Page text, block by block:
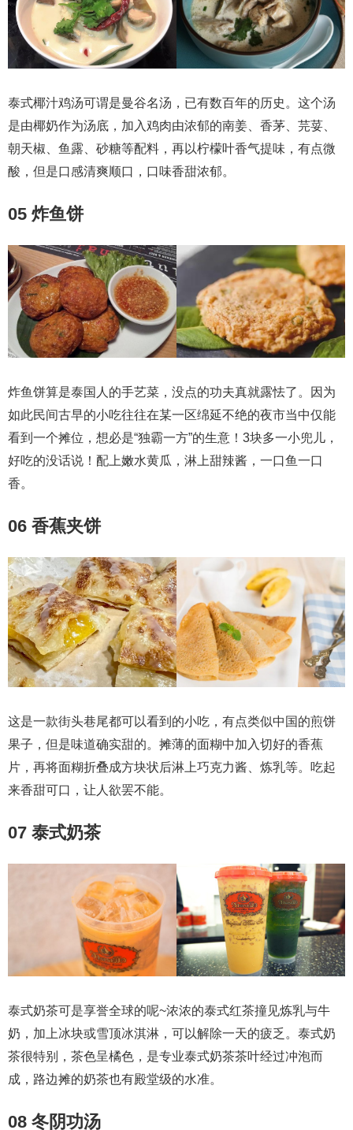
泰式椰汁鸡汤可谓是曼谷名汤，已有数百年的历史。这个汤
是由椰奶作为汤底，加入鸡肉由浓郁的南姜、香茅、芫荽、
朝天椒、鱼露、砂糖等配料，再以柠檬叶香气提味，有点微
酸，但是口感清爽顺口，口味香甜浓郁。
05 炸鱼饼
炸鱼饼算是泰国人的手艺菜，没点的功夫真就露怯了。因为
如此民间古早的小吃往往在某一区绵延不绝的夜市当中仅能
看到一个摊位，想必是“独霸一方”的生意！3块多一小兜儿，
好吃的没话说！配上嫩水黄瓜，淋上甜辣酱，一口鱼一口
香。
06 香蕉夹饼
这是一款街头巷尾都可以看到的小吃，有点类似中国的煎饼
果子，但是味道确实甜的。摊薄的面糊中加入切好的香蕉
片，再将面糊折叠成方块状后淋上巧克力酱、炼乳等。吃起
来香甜可口，让人欲罢不能。
07 泰式奶茶
泰式奶茶可是享誉全球的呢~浓浓的泰式红茶撞见炼乳与牛
奶，加上冰块或雪顶冰淇淋，可以解除一天的疲乏。泰式奶
茶很特别，茶色呈橘色，是专业泰式奶茶茶叶经过冲泡而
成，路边摊的奶茶也有殿堂级的水准。
08 冬阴功汤